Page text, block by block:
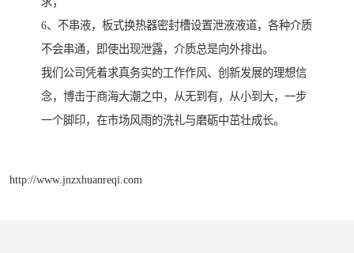
6、不串液，板式换热器密封槽设置泄液液道，各种介质
不会串通，即使出现泄露，介质总是向外排出。
我们公司凭着求真务实的工作作风、创新发展的理想信
念，博击于商海大潮之中，从无到有，从小到大，一步
一个脚印，在市场风雨的洗礼与磨砺中茁壮成长。
http://www.jnzxhuanreqi.com